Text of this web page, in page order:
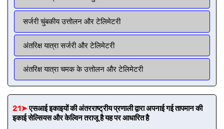
सर्जरी चुंबकीय उत्तोलन और टेलिमेटरी
अंतरिक्ष यात्रा सर्जरी और टेलिमेटरी
अंतरिक्ष यात्रा चमक के उत्तोलन और टेलिमेटरी
21➤एसआई इकाइयों की अंतरराष्ट्रीय प्रणाली द्वारा अपनाई गई तापमान की
इकाई सेल्सियस और केल्विन तराजू है यह पर आधारित है